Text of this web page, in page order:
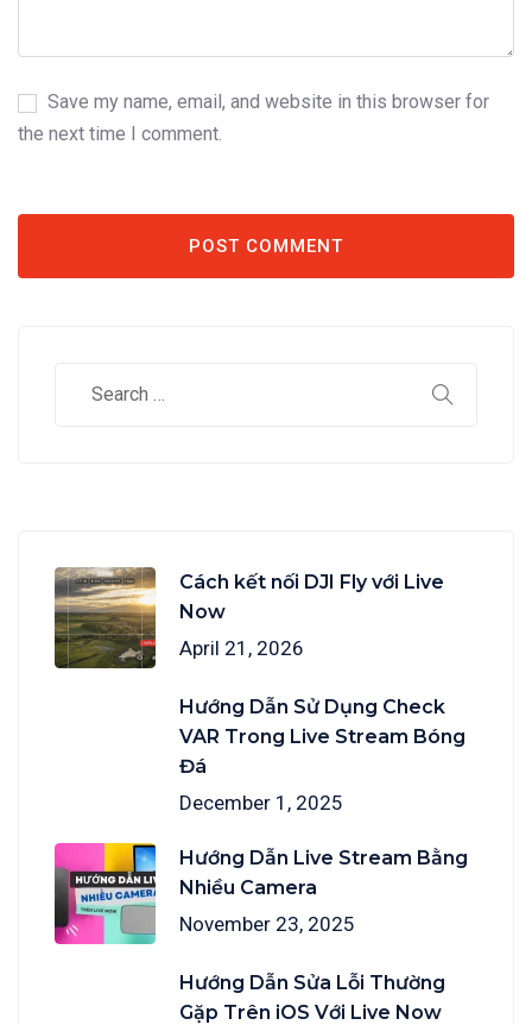
Save my name, email, and website in this browser for
the next time I comment.
Cách kết nối DJI Fly với Live
Now
April 21, 2026
Hướng Dẫn Sử Dụng Check
VAR Trong Live Stream Bóng
Đá
December 1, 2025
Hướng Dẫn Live Stream Bằng
Nhiều Camera
November 23, 2025
Hướng Dẫn Sửa Lỗi Thường
Gặp Trên iOS Với Live Now